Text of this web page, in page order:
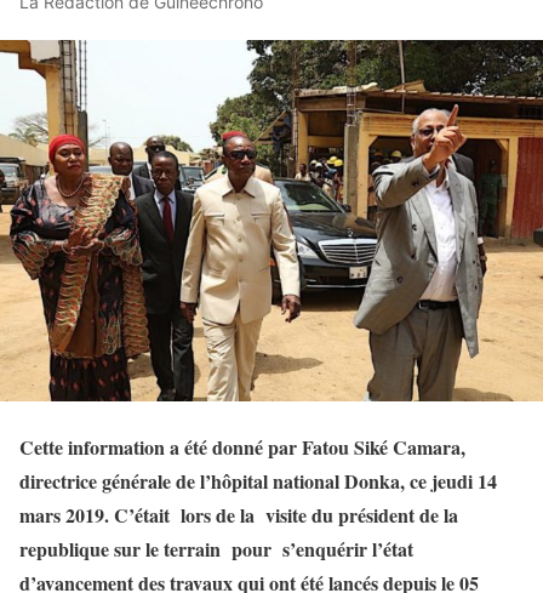
Cette information a été donné par Fatou Siké Camara,
directrice générale de l’hôpital national Donka, ce jeudi 14
mars 2019. C’était lors de la visite du président de la
republique sur le terrain pour s’enquérir l’état
d’avancement des travaux qui ont été lancés depuis le 05